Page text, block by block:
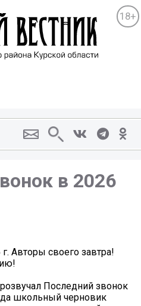
18+
в 2026
Авторы своего завтра!
Последний звонок
школьный черновик